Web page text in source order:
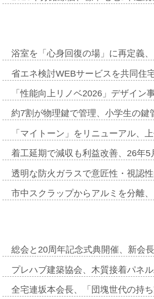
浴室を「心身回復の場」に再定義
省エネ検討WEBサービスを共同住
「性能向上リノベ2026」デザイ
約7割が物理鍵で管理、小学生の
「マイトーン」をリニューアル
着工延期で減収も利益改善、26年
透明な防火ガラスで意匠性・視認
市中スクラップからアルミを分離
総会と20周年記念式典開催、新会
プレハブ建築協会、木質接着パネ
全宅連坂本会長、「団塊世代の持